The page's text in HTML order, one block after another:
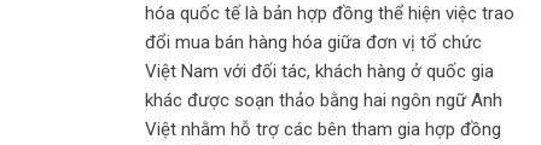
hóa quốc tế là bản hợp đồng thể hiện việc trao
đổi mua bán hàng hóa giữa đơn vị tổ chức
Việt Nam với đối tác, khách hàng ở quốc gia
khác được soạn thảo bằng hai ngôn ngữ Anh
Việt nhằm hỗ trợ các bên tham gia hợp đồng